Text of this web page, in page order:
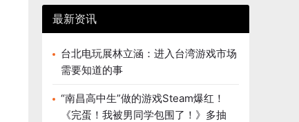
最新资讯
台北电玩展林立涵：进入台湾游戏市场
需要知道的事
“南昌高中生”做的游戏Steam爆红！
《完蛋！我被男同学包围了！》多抽